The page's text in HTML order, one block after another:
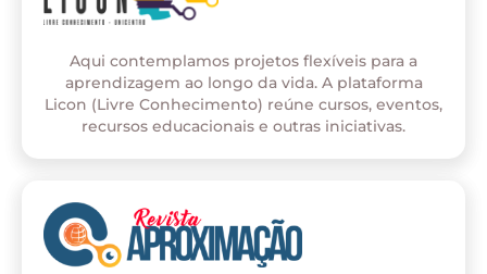
Aqui contemplamos projetos flexíveis para a
aprendizagem ao longo da vida. A plataforma
Licon (Livre Conhecimento) reúne cursos, eventos,
recursos educacionais e outras iniciativas.